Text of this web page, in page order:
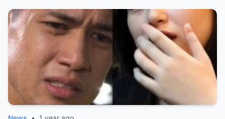
Pagpapatawad, Isiniwalat na!